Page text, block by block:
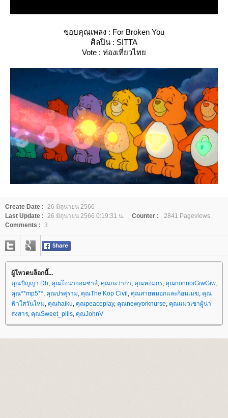
ขอบคุณเพลง : For Broken You
ศิลปิน : SITTA
Vote : ท่องเที่ยวไท
Create Date :
26 มิถุนายน 2566
Last Update :
26 มิถุนายน 2566 0:19:31 น. Counter :
2841 Pageviews.
Comments : 3
ผู้โหวตบล็อกนี้...
คุณปัญญา Dh คุณโอน่าจอมซ่าส์ คุณกะว่าก๋า คุณหอมกร คุณnonnoiGiwGiw,
คุณ**mp5** คุณปรศุราม คุณThe Kop Civil คุณสายหมอกและก้อนเมฆ คุณ
ฟ้าใสวันใหม่ คุณhaiku คุณpeaceplay, คุณnewyorknurse คุณแมวเซาผู้น่า
สงสาร คุณSweet_pills คุณJohnV